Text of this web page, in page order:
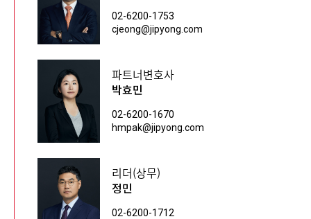
02-6200-1753
cjeong@jipyong.com
파트너변호사
박효민
02-6200-1670
hmpak@jipyong.com
리더(상무)
정민
02-6200-1712